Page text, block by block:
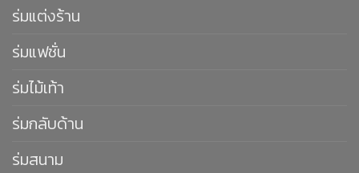
ร่มแต่งร้าน
ร่มแฟชั่น
ร่มไม้เท้า
ร่มกลับด้าน
ร่มสนาม